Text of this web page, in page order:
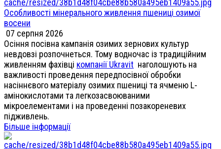
Особливості мінерального живлення пшениці озимої
восени
07 серпня 2026
Осіння посівна кампанія озимих зернових культур
невдовзі розпочнеться. Тому водночас із традиційним
живленням фахівці компанії Ukravit наголошують на
важливості проведення передпосівної обробки
насіннєвого матеріалу озимих пшениці та ячменю L-
амінокислотами та легкозасвоюваними
мікроелементами і на проведенні позакореневих
підживлень.
Більше інформації